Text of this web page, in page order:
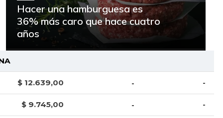
Hacer una hamburguesa es
36% más caro que hace cuatro
años
$ 12.639,00 - -
$ 9.745,00 - -